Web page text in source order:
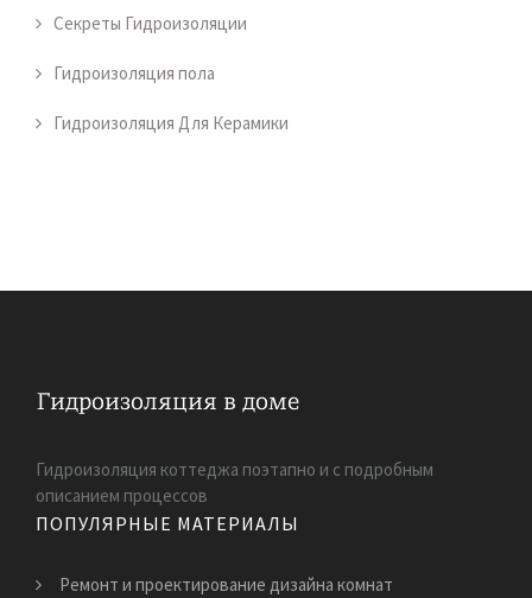
Секреты Гидроизоляции
Гидроизоляция пола
Гидроизоляция Для Керамики
Гидроизоляция коттеджа поэтапно и с подробным
описанием процессов
ПОПУЛЯРНЫЕ МАТЕРИАЛЫ
Ремонт и проектирование дизайна комнат